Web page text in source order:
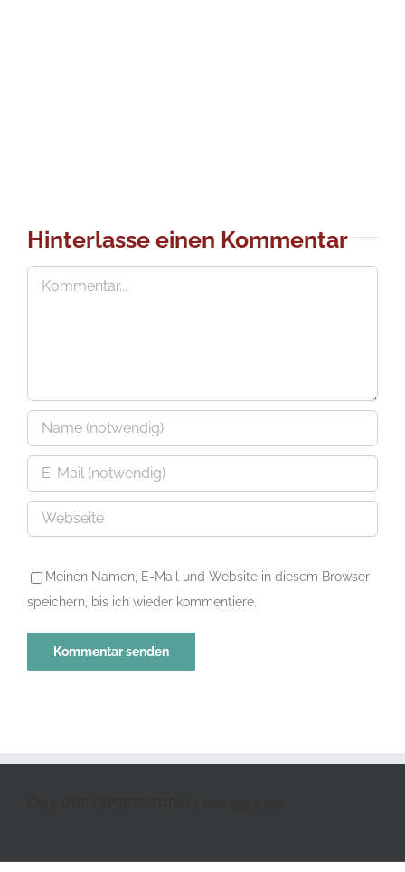
Hinterlasse einen Kommentar
Kommentar
Meinen Namen, E-Mail und Website in diesem Browser
speichern, bis ich wieder kommentiere.